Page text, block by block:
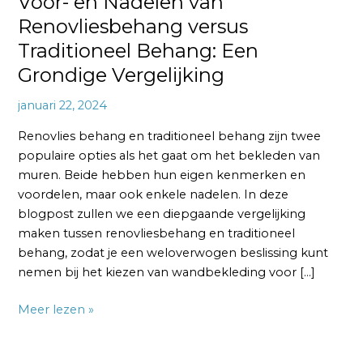
Renovliesbehang versus
Traditioneel Behang: Een
Grondige Vergelijking
januari 22, 2024
Renovlies behang en traditioneel behang zijn twee
populaire opties als het gaat om het bekleden van
muren. Beide hebben hun eigen kenmerken en
voordelen, maar ook enkele nadelen. In deze
blogpost zullen we een diepgaande vergelijking
maken tussen renovliesbehang en traditioneel
behang, zodat je een weloverwogen beslissing kunt
nemen bij het kiezen van wandbekleding voor […]
Meer lezen »